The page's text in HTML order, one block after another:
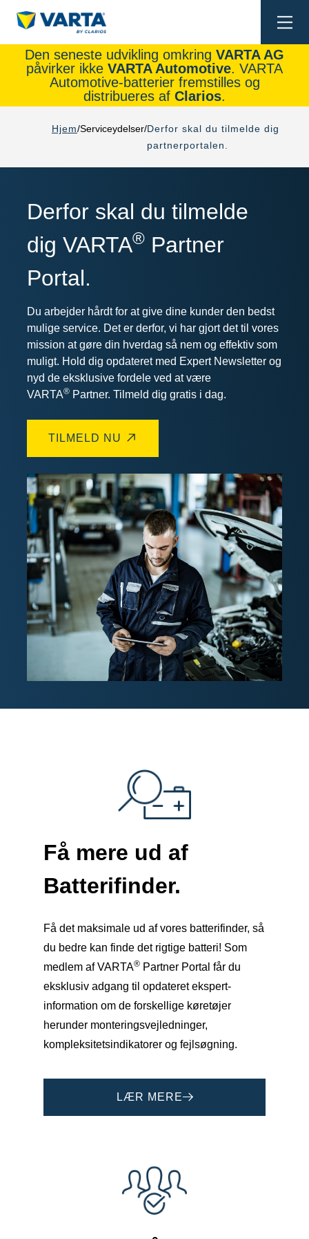
Den seneste udvikling omkring VARTA AG
påvirker ikke VARTA Automotive. VARTA
Automotive-batterier fremstilles og
distribueres af Clarios.
Hjem Serviceydelser Derfor skal du tilmelde dig
partnerportalen.
Derfor skal du tilmelde
dig VARTA® Partner
Portal.
Du arbejder hårdt for at give dine kunder den bedst
mulige service. Det er derfor, vi har gjort det til vores
mission at gøre din hverdag så nem og effektiv som
muligt. Hold dig opdateret med Expert Newsletter og
nyd de eksklusive fordele ved at være
VARTA® Partner. Tilmeld dig gratis i dag.
TILMELD NU
Få mere ud af
Batterifinder.
Få det maksimale ud af vores batterifinder, så
du bedre kan finde det rigtige batteri! Som
medlem af VARTA® Partner Portal får du
eksklusiv adgang til opdateret ekspert-
information om de forskellige køretøjer
herunder monteringsvejledninger,
kompleksitetsindikatorer og fejlsøgning.
LÆR MERE